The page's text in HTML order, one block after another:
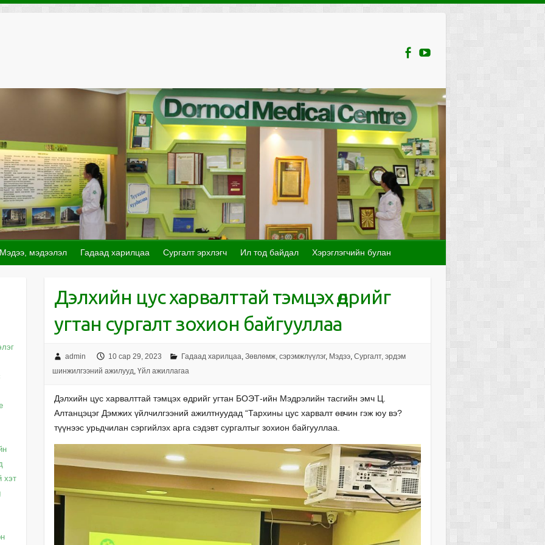
Мэдээ, мэдээлэл Гадаад харилцаа Сургалт эрхлэгч Ил тод байдал Хэрэглэгчийн булан
Дэлхийн цус харвалттай тэмцэх өдрийг
угтан сургалт зохион байгууллаа
admin 10 сар 29, 2023 Гадаад харилцаа, Зөвлөмж, сэрэмжлүүлэг, Мэдээ, Сургалт, эрдэм
шинжилгээний ажилууд, Үйл ажиллагаа
Дэлхийн цус харвалттай тэмцэх өдрийг угтан БОЭТ-ийн Мэдрэлийн тасгийн эмч Ц.
Алтанцэцэг Дэмжих үйлчилгээний ажилтнуудад “Тархины цус харвалт өвчин гэж юу вэ?
түүнээс урьдчилан сэргийлэх арга сэдэвт сургалтыг зохион байгууллаа.
хэт